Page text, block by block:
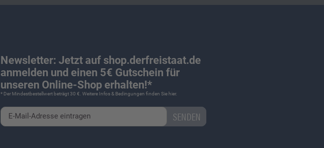
Newsletter: Jetzt auf shop.derfreistaat.de
anmelden und einen 5€ Gutschein für
unseren Online-Shop erhalten!*
* Der Mindestbestellwert beträgt 30 €. Weitere Infos & Bedingungen finden Sie hier.